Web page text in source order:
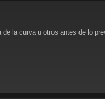
la curva u otros antes de lo